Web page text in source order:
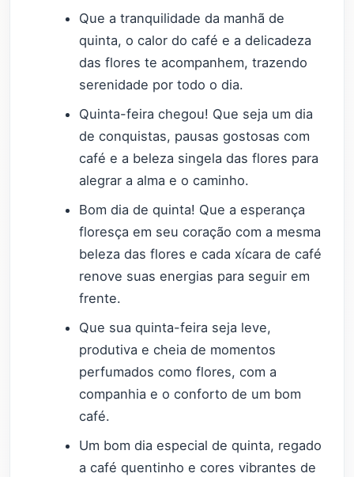
Que a tranquilidade da manhã de
quinta, o calor do café e a delicadeza
das flores te acompanhem, trazendo
serenidade por todo o dia.
Quinta-feira chegou! Que seja um dia
de conquistas, pausas gostosas com
café e a beleza singela das flores para
alegrar a alma e o caminho.
Bom dia de quinta! Que a esperança
floresça em seu coração com a mesma
beleza das flores e cada xícara de café
renove suas energias para seguir em
frente.
Que sua quinta-feira seja leve,
produtiva e cheia de momentos
perfumados como flores, com a
companhia e o conforto de um bom
café.
Um bom dia especial de quinta, regado
a café quentinho e cores vibrantes de